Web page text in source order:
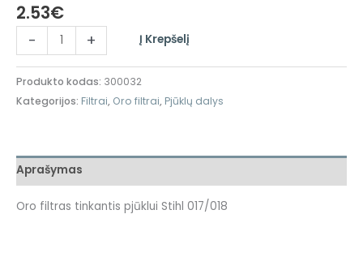
2.53€
- + Į Krepšelį
Produkto kodas: 300032
Kategorijos: Filtrai, Oro filtrai, Pjūklų dalys
Aprašymas
Oro filtras tinkantis pjūklui Stihl 017/018